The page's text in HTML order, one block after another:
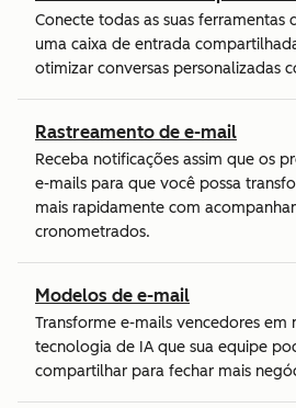
Conecte todas as suas ferramentas
uma caixa de entrada
otimizar conversas personalizadas
Rastreamento de e-mail
Receba notificações assim que os
e-mails para que você possa
mais rapidamente com
cronometrados.
Modelos de e-mail
Transforme e-mails vencedores em
tecnologia de IA que sua equipe
compartilhar para fechar mais